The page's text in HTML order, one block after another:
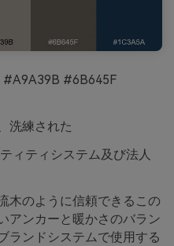
#A9A39B #6B645F
洗練された
ィティシステム及び法人
木のように信頼できるこの
アンカーと暖かさのバラン
ランドシステムで使用する